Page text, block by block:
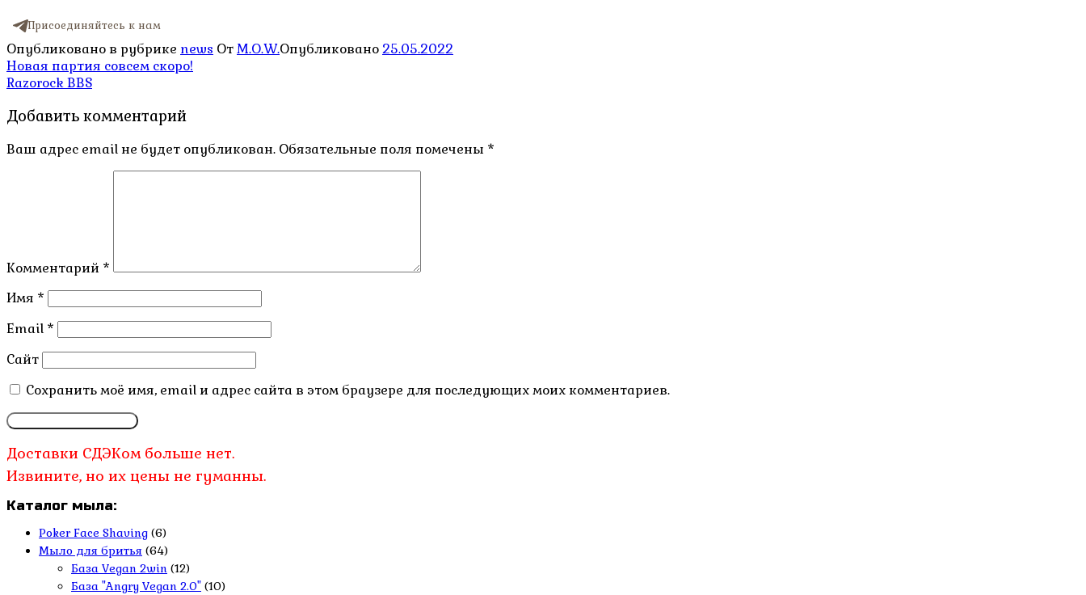
Присоединяйтесь к нам
Опубликовано в рубрике news ОтM.O.W.Опубликовано25.05.2022
Навигация
по
записям
Новая партия совсем скоро!
Razorock BBS
Добавить комментарий
Ваш адрес email не будет опубликован. Обязательные поля помечены *
Комментарий *
Имя *
Email *
Сайт
Сохранить моё имя, email и адрес сайта в этом браузере для последующих моих комментариев.
Доставки СДЭКом больше нет.
Извините, но их цены не гуманны.
Каталог мыла:
Poker Face Shaving (6)
Мыло для бритья (64)
База Vegan 2win (12)
База "Angry Vegan 2.0" (10)